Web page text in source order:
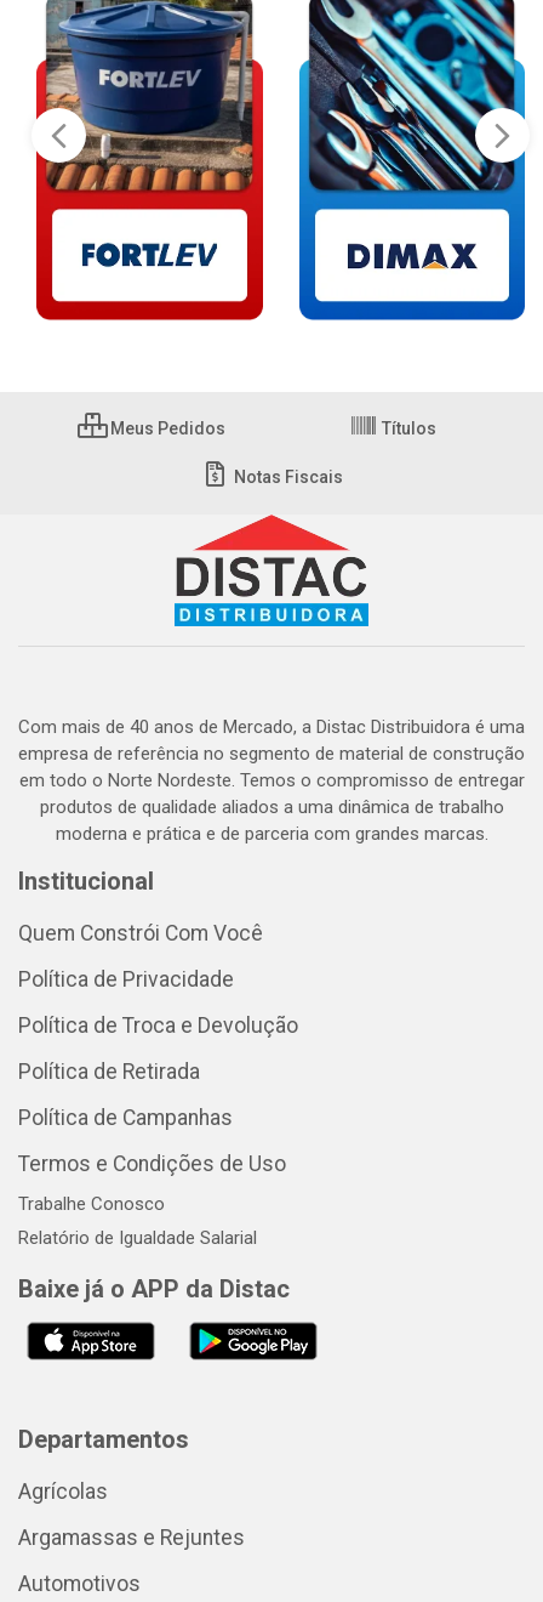
Meus Pedidos Títulos
Notas Fiscais
Com mais de 40 anos de Mercado, a Distac Distribuidora é uma
empresa de referência no segmento de material de construção
em todo o Norte Nordeste. Temos o compromisso de entregar
produtos de qualidade aliados a uma dinâmica de trabalho
moderna e prática e de parceria com grandes marcas.
Institucional
Quem Constrói Com Você
Política de Privacidade
Política de Troca e Devolução
Política de Retirada
Política de Campanhas
Termos e Condições de Uso
Trabalhe Conosco
Relatório de Igualdade Salarial
Baixe já o APP da Distac
Departamentos
Agrícolas
Argamassas e Rejuntes
Automotivos